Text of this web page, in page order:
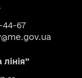
44-67